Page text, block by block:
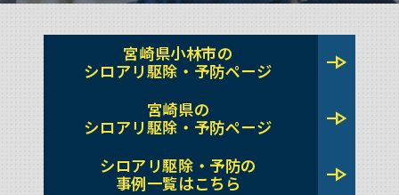
宮崎県小林市の
シロアリ駆除・予防ページ
line_end_arrow
宮崎県の
シロアリ駆除・予防ページ
line_end_arrow
シロアリ駆除・予防の
事例一覧はこちら
line_end_arrow